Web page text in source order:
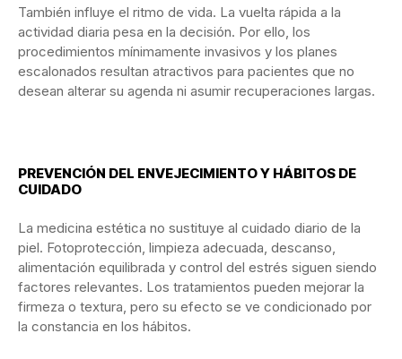
También influye el ritmo de vida. La vuelta rápida a la
actividad diaria pesa en la decisión. Por ello, los
procedimientos mínimamente invasivos y los planes
escalonados resultan atractivos para pacientes que no
desean alterar su agenda ni asumir recuperaciones largas.
PREVENCIÓN DEL ENVEJECIMIENTO Y HÁBITOS DE
CUIDADO
La medicina estética no sustituye al cuidado diario de la
piel. Fotoprotección, limpieza adecuada, descanso,
alimentación equilibrada y control del estrés siguen siendo
factores relevantes. Los tratamientos pueden mejorar la
firmeza o textura, pero su efecto se ve condicionado por
la constancia en los hábitos.